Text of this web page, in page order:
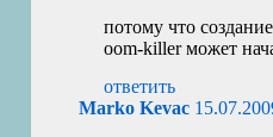
потому что
oom-killer может
ответить
Marko Kevac